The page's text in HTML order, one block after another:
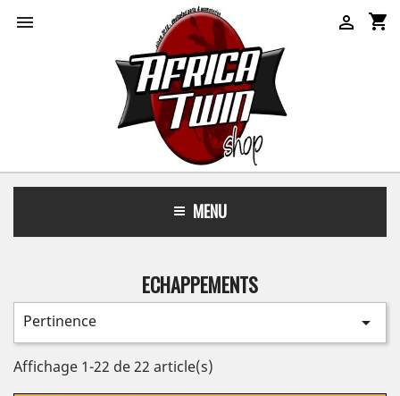
 shopping_cart

MENU
ECHAPPEMENTS
Pertinence 
Affichage 1-22 de 22 article(s)